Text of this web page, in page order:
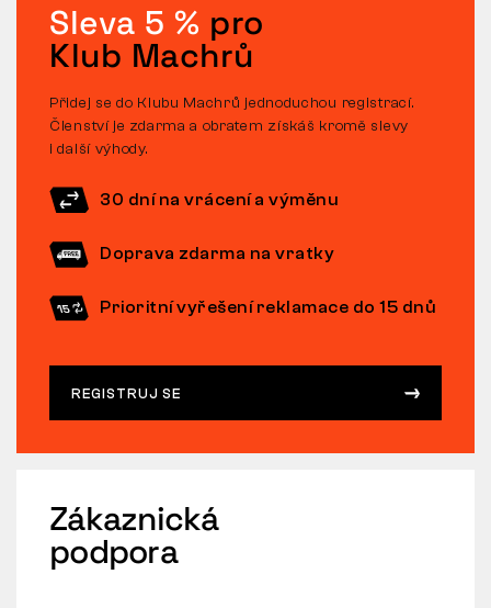
Sleva 5 % pro
Klub Machrů
Přidej se do Klubu Machrů jednoduchou registrací.
Členství je zdarma a obratem získáš kromě slevy
i další výhody.
30 dní na vrácení a výměnu
Doprava zdarma na vratky
Prioritní vyřešení reklamace do 15 dnů
REGISTRUJ SE
Zákaznická
podpora